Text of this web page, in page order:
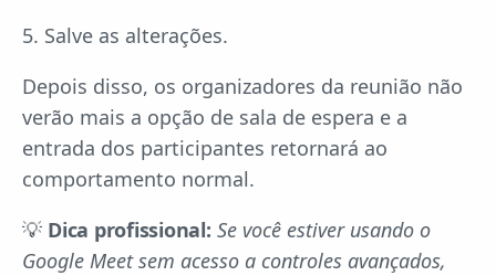
5. Salve as alterações.
Depois disso, os organizadores da reunião não
verão mais a opção de sala de espera e a
entrada dos participantes retornará ao
comportamento normal.
💡 Dica profissional: Se você estiver usando o
Google Meet sem acesso a controles avançados,